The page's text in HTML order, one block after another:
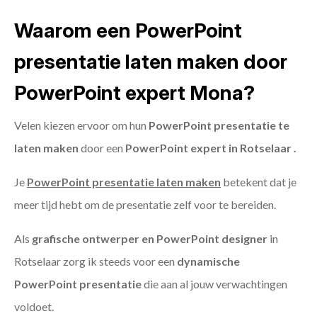
Waarom een PowerPoint
presentatie laten maken door
PowerPoint expert Mona?
Velen kiezen ervoor om hun PowerPoint presentatie te
laten maken door een PowerPoint expert in Rotselaar .
Je PowerPoint presentatie laten maken betekent dat je
meer tijd hebt om de presentatie zelf voor te bereiden.
Als grafische ontwerper en PowerPoint designer in
Rotselaar zorg ik steeds voor een dynamische
PowerPoint presentatiedie aan al jouw verwachtingen
voldoet.